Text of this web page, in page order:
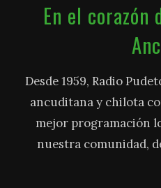
En el corazón
Desde 1959, Radio
ancuditana y chilota
mejor programación
nuestra comunidad,